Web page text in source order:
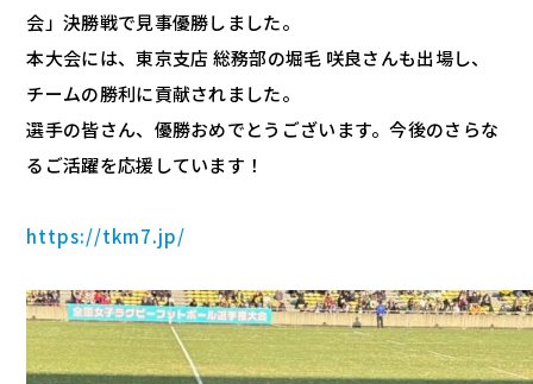
会」決勝戦で見事優勝しました。
本大会には、東京支店 総務部の堀毛 咲良さんも出場し、
チームの勝利に貢献されました。
選手の皆さん、優勝おめでとうございます。今後のさらな
るご活躍を応援しています！
https://tkm7.jp/